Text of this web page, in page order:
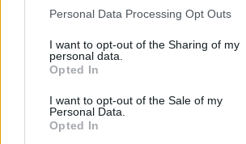
Please note that this website/app uses one
not limited to your visit or usage behaviour.
grant or deny consent to Google and its
use your data for below specified purposes
consent section.
Personal Data Processing Opt Outs
I want to opt-out of the Sharing of my
personal data.
Opted In
I want to opt-out of the Sale of my
Personal Data.
Opted In
Le previsioni meteo per il
Gallura
vivo: un amico vip svela come fa